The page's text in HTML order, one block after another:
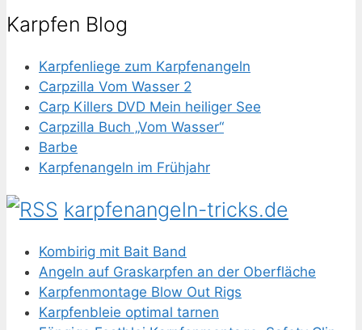
Karpfen Blog
Karpfenliege zum Karpfenangeln
Carpzilla Vom Wasser 2
Carp Killers DVD Mein heiliger See
Carpzilla Buch „Vom Wasser“
Barbe
Karpfenangeln im Frühjahr
karpfenangeln-tricks.de
Kombirig mit Bait Band
Angeln auf Graskarpfen an der Oberfläche
Karpfenmontage Blow Out Rigs
Karpfenbleie optimal tarnen